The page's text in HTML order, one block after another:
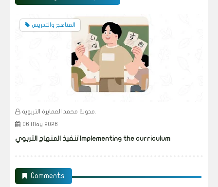
المناهج والتدريس
06 May 2026
تنفيذ المنهاج التربوي Implementing the curriculum
Comments